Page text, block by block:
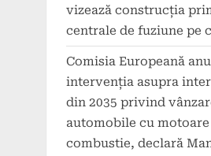
vizează construcția
centrale de fuziune pe
Comisia Europeană
intervenția asupra
din 2035 privind
automobile cu motoare
combustie, declară